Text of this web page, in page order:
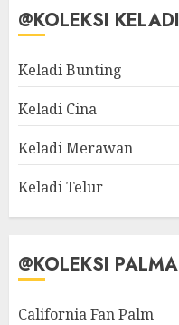
@KOLEKSI KELADI
Keladi Bunting
Keladi Cina
Keladi Merawan
Keladi Telur
@KOLEKSI PALMA
California Fan Palm